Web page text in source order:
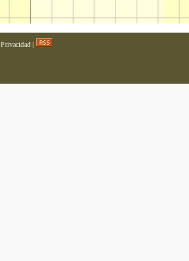
Privacidad |